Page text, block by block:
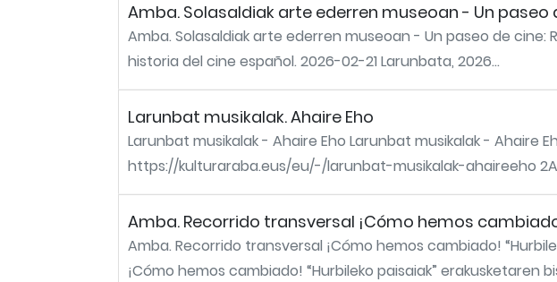
Amba. Solasaldiak arte ederren museoan - Un
Amba. Solasaldiak arte ederren museoan - Un paseo de
historia del cine español. 2026-02-21 Larunbata, 2026...
Larunbat musikalak. Ahaire Eho
Larunbat musikalak - Ahaire Eho Larunbat musikalak - Ahaire
https://kulturaraba.eus/eu/-/larunbat-musikalak-ahaireeho
Amba. Recorrido transversal ¡Cómo hemos
Amba. Recorrido transversal ¡Cómo hemos cambiado!
¡Cómo hemos cambiado! “Hurbileko paisaiak” erakusketaren